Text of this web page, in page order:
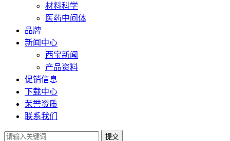
材料科学
医药中间体
品牌
新闻中心
西宝新闻
产品资料
促销信息
下载中心
荣誉资质
联系我们
提交